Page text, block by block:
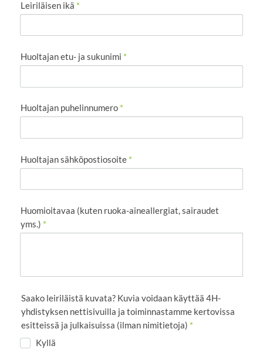
Leiriläisen ikä *
Huoltajan etu- ja sukunimi *
Huoltajan puhelinnumero *
Huoltajan sähköpostiosoite *
Huomioitavaa (kuten ruoka-aineallergiat, sairaudet
yms.) *
Saako leiriläistä kuvata? Kuvia voidaan käyttää 4H-
yhdistyksen nettisivuilla ja toiminnastamme kertovissa
esitteissä ja julkaisuissa (ilman nimitietoja) *
Kyllä